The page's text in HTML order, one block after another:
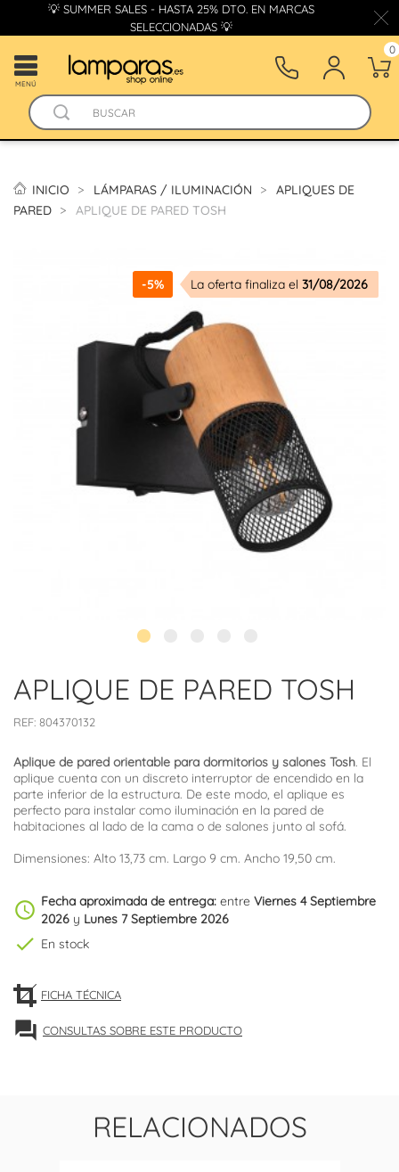
💡 SUMMER SALES - HASTA 25% DTO. EN MARCAS
SELECCIONADAS 💡
MENÚ
0
INICIO LÁMPARAS / ILUMINACIÓN
APLIQUES DE
PARED
APLIQUE DE PARED TOSH
-5% La oferta finaliza el 31/08/2026
APLIQUE DE PARED TOSH
REF: 804370132
Aplique de pared orientable para dormitorios y salones Tosh. El
aplique cuenta con un discreto interruptor de encendido en la
parte inferior de la estructura. De este modo, el aplique es
perfecto para instalar como iluminación en la pared de
habitaciones al lado de la cama o de salones junto al sofá.
Dimensiones: Alto 13,73 cm. Largo 9 cm. Ancho 19,50 cm.
schedule Fecha aproximada de entrega: entre Viernes 4 Septiembre
2026 y Lunes 7 Septiembre 2026
check En stock
FICHA TÉCNICA
forum CONSULTAS SOBRE ESTE PRODUCTO
RELACIONADOS